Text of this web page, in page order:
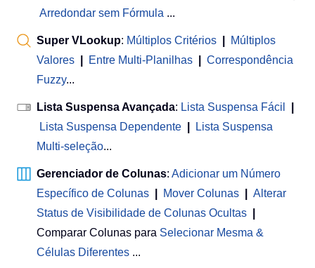
Arredondar sem Fórmula ...
Super VLookup: Múltiplos Critérios
Múltiplos
Valores
Entre Multi-Planilhas
Correspondência
Fuzzy...
Lista Suspensa Avançada: Lista Suspensa Fácil
Lista Suspensa Dependente
Lista Suspensa
Multi-seleção...
Gerenciador de Colunas: Adicionar um Número
Específico de Colunas
Mover Colunas
Alterar
Status de Visibilidade de Colunas Ocultas
Comparar Colunas para Selecionar Mesma &
Células Diferentes ...